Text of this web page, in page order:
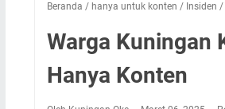
Jumat 7 Agustus
Embun Pagi
Tetap Berjalan
Salat Lima Waktu
Beranda / hanya untuk konten / Insiden /
Warga Kuningan
Hanya Konten